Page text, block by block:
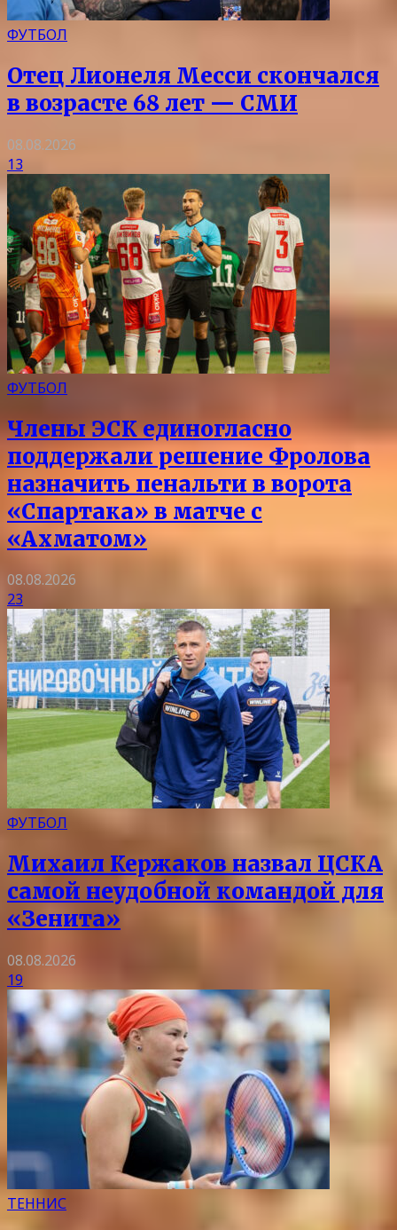
ФУТБОЛ
Отец Лионеля Месси скончался
в возрасте 68 лет — СМИ
08.08.2026
13
ФУТБОЛ
Члены ЭСК единогласно
поддержали решение Фролова
назначить пенальти в ворота
«Спартака» в матче с
«Ахматом»
08.08.2026
23
ФУТБОЛ
Михаил Кержаков назвал ЦСКА
самой неудобной командой для
«Зенита»
08.08.2026
19
ТЕННИС